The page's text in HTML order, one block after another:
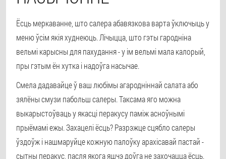
Ёсць меркаванне, што салера абавязкова варта ўключыць у
меню ўсім якія худнеюць. Лічыцца, што гэты гародніна
вельмі карысны для пахудання - у ім вельмі мала калорый,
пры гэтым ён хутка і надоўга насычае.
Смела дадавайце ў ваш любімы агародніннай салата або
зялёны смузи пабольш салеры. Таксама яго можна
выкарыстоўваць у якасці перакусу паміж асноўнымі
прыёмамі ежы. Захацелі ёсць? Разрэжце сцябло салеры
ўздоўж і нашмаруйце кожную палоўку арахісавай пастай -
сытны перакус, пасля якога яшчэ доўга не захочацца ёсць.